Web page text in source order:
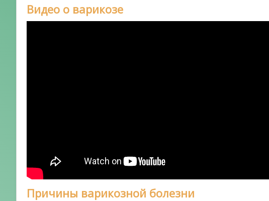
Видео о варикозе
Причины варикозной болезни